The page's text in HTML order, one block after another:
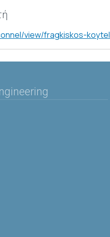
view/fragkiskos-